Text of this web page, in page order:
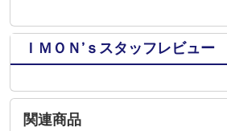
ＩＭＯＮ’ｓスタッフレビュー
関連商品